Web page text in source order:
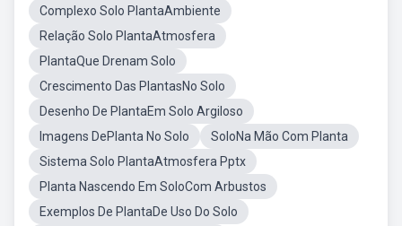
Complexo Solo PlantaAmbiente
Relação Solo PlantaAtmosfera
PlantaQue Drenam Solo
Crescimento Das PlantasNo Solo
Desenho De PlantaEm Solo Argiloso
Imagens DePlanta No Solo
SoloNa Mão Com Planta
Sistema Solo PlantaAtmosfera Pptx
Planta Nascendo Em SoloCom Arbustos
Exemplos De PlantaDe Uso Do Solo